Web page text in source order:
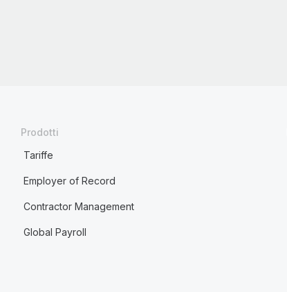
Prodotti
Tariffe
Employer of Record
Contractor Management
Global Payroll